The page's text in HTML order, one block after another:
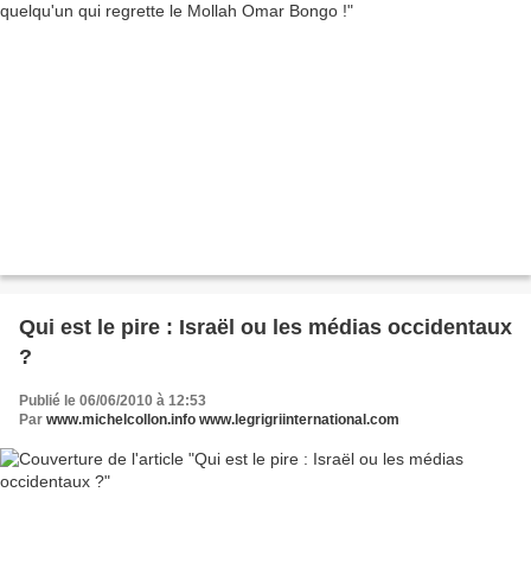
Qui est le pire : Israël ou les médias occidentaux
?
Publié le 06/06/2010 à 12:53
Par www.michelcollon.info www.legrigriinternational.com